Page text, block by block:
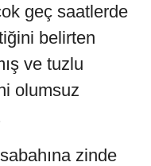
geç saatlerde
belirten
ve tuzlu
olumsuz
zinde